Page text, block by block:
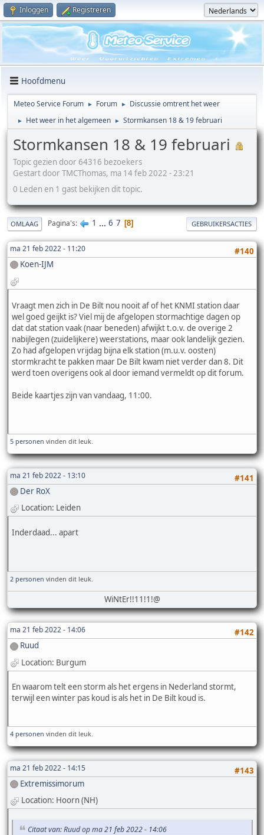
Inloggen Registreren
Hoofdmenu
Meteo Service Forum ► Forum ► Discussie omtrent het weer
► Het weer in het algemeen ► Stormkansen 18 & 19 februari
Stormkansen 18 & 19 februari
Topic gezien door 64316 bezoekers
Gestart door TMCThomas, ma 14 feb 2022 - 23:21
0 Leden en 1 gast bekijken dit topic.
OMLAAG Pagina's 1 ... 6 7 8 GEBRUIKERSACTIES
ma 21 feb 2022 - 11:20
#140
Koen-IJM
Vraagt men zich in De Bilt nou nooit af of het KNMI station daar
wel goed geijkt is? Viel mij de afgelopen stormachtige dagen op
dat dat station vaak (naar beneden) afwijkt t.o.v. de overige 2
nabijlegen (zuidelijkere) weerstations, maar ook landelijk gezien.
Zo had afgelopen vrijdag bijna elk station (m.u.v. oosten)
stormkracht te pakken maar De Bilt kwam niet verder dan 8. Dit
werd toen overigens ook al door iemand vermeldt op dit forum.
Beide kaartjes zijn van vandaag, 11:00.
5 personen vinden dit leuk.
ma 21 feb 2022 - 13:10
#141
Der RoX
Location: Leiden
Inderdaad... apart
2 personen vinden dit leuk.
WiNtEr!!11!1!@
ma 21 feb 2022 - 14:06
#142
Ruud
Location: Burgum
En waarom telt een storm als het ergens in Nederland stormt,
terwijl een winter pas koud is als het in De Bilt koud is.
4 personen vinden dit leuk.
ma 21 feb 2022 - 14:15
#143
Extremissimorum
Location: Hoorn (NH)
Citaat van: Ruud op ma 21 feb 2022 - 14:06